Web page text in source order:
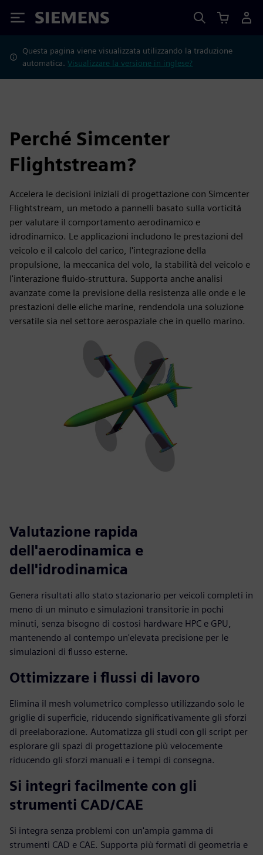
Siemens
Questa pagina viene visualizzata utilizzando la traduzione
automatica.Visualizzare la versione in inglese?
Perché Simcenter
Flightstream?
Accelera le decisioni iniziali di progettazione con Simcenter
Flightstream, un metodo a pannelli basato sulla vorticità
per valutare il comportamento aerodinamico e
idrodinamico. Le applicazioni includono le prestazioni del
veicolo e il calcolo del carico, l'integrazione della
propulsione, la meccanica del volo, la stabilità del veicolo e
l'interazione fluido-struttura. Supporta anche analisi
avanzate come la previsione della resistenza alle onde e le
prestazioni delle eliche marine, rendendola una soluzione
versatile sia nel settore aerospaziale che in quello marino.
Valutazione rapida
dell'aerodinamica e
dell'idrodinamica
Genera risultati allo stato stazionario per veicoli completi in
meno di un minuto e simulazioni transitorie in pochi
minuti, senza bisogno di costosi hardware HPC e GPU,
mantenendo al contempo un'elevata precisione per le
simulazioni di flusso esterne.
Ottimizzare i flussi di lavoro
Elimina il mesh volumetrico complesso utilizzando solo le
griglie di superficie, riducendo significativamente gli sforzi
di preelaborazione. Automatizza gli studi con gli script per
esplorare gli spazi di progettazione più velocemente
riducendo gli sforzi manuali e i tempi di consegna.
Si integri facilmente con gli
strumenti CAD/CAE
Si integra senza problemi con un'ampia gamma di
strumenti CAD e CAE. Supporta più formati di geometria e